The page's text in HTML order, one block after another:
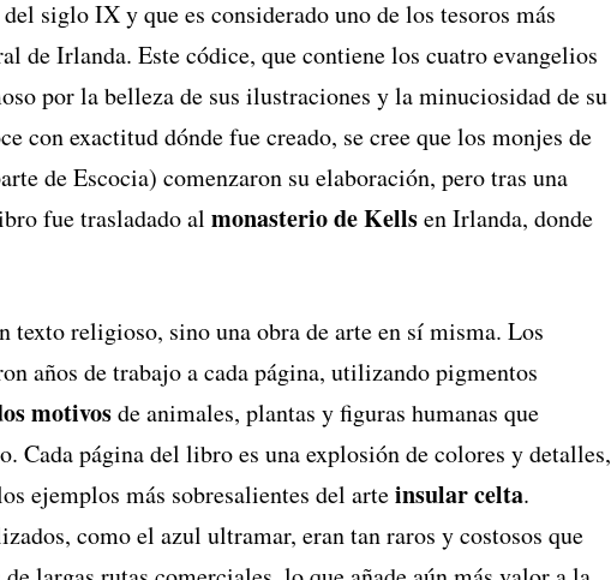
siglo IX y que es considerado uno de los tesoros más
de Irlanda. Este códice, que contiene los cuatro evangelios
por la belleza de sus ilustraciones y la minuciosidad de su
con exactitud dónde fue creado, se cree que los monjes de
de Escocia) comenzaron su elaboración, pero tras una
fue trasladado al monasterio de Kellsen Irlanda, donde
texto religioso, sino una obra de arte en sí misma. Los
años de trabajo a cada página, utilizando pigmentos
motivosde animales, plantas y figuras humanas que
Cada página del libro es una explosión de colores y detalles,
ejemplos más sobresalientes del arteinsular celta.
como el azul ultramar, eran tan raros y costosos que